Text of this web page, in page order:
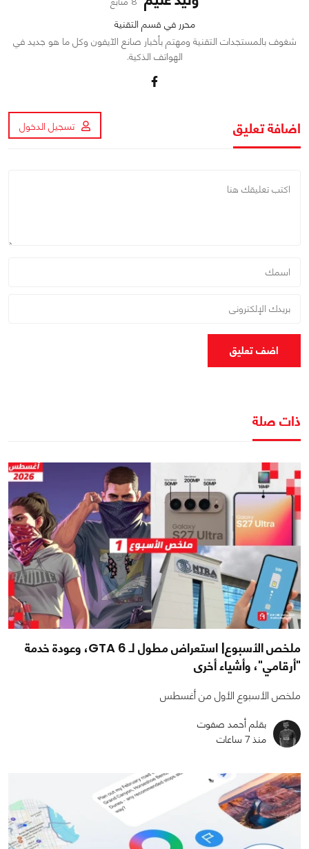
محرر في قسم التقنية
شغوف بالمستجدات التقنية ومهتم بأخبار صانع الآيفون وكل ما هو جديد في
الهواتف الذكية.
اضافة تعليق تسجيل الدخول
اضف تعليق
ذات صلة
ملخص الأسبوع| استعراض مطول لـ GTA 6، وعودة خدمة
"أرقامي"، وأشياء أخرى
ملخص الأسبوع الأول من أغسطس
بقلم أحمد صفوت
منذ 7 ساعات